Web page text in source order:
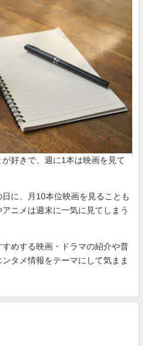
好きで、週に1本は映画を見て
に、月10本位映画を見ることも
ニメは週末に一気に見てしまう
めする映画・ドラマの紹介や普
タメ情報をテーマにして気まま